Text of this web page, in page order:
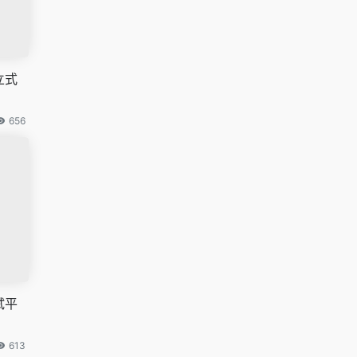
式
656
平
613